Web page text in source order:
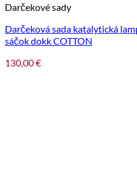
Darčekové sady
Darčeková sada katalytická
sáčok dokk COTTON
130,00€